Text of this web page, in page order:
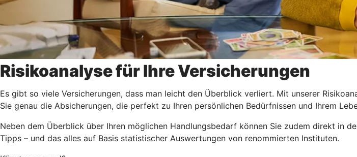
Risikoanalyse für Ihre Versicherungen
Es gibt so viele Versicherungen, dass man leicht den Überblick verliert. Mit unserer
Sie genau die Absicherungen, die perfekt zu Ihren persönlichen Bedürfnissen und Ihrem
Neben dem Überblick über Ihren möglichen Handlungsbedarf können Sie zudem direkt in
Tipps – und das alles auf Basis statistischer Auswertungen von renommierten Instituten.